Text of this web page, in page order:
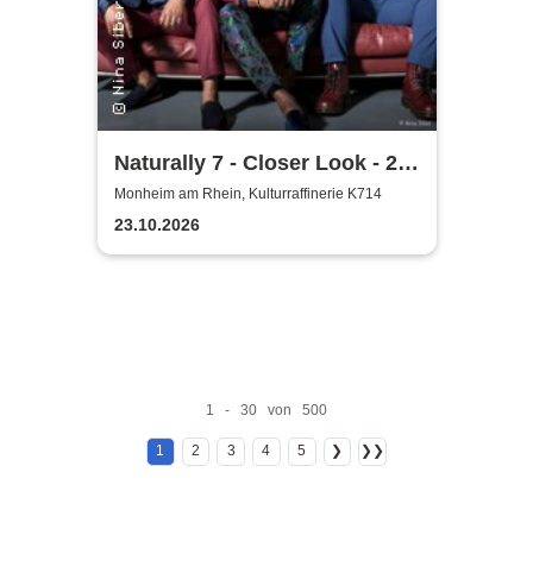
Naturally 7 - Closer Look - 25
Years of Naturally 7
Monheim am Rhein, Kulturraffinerie K714
23.10.2026
1 - 30 von 500
1 2 3 4 5 ❯ ❯❯